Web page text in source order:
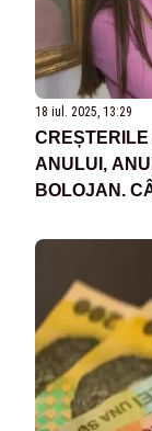
18 iul. 2025, 13:29
ANULUI,
BOLOJAN.